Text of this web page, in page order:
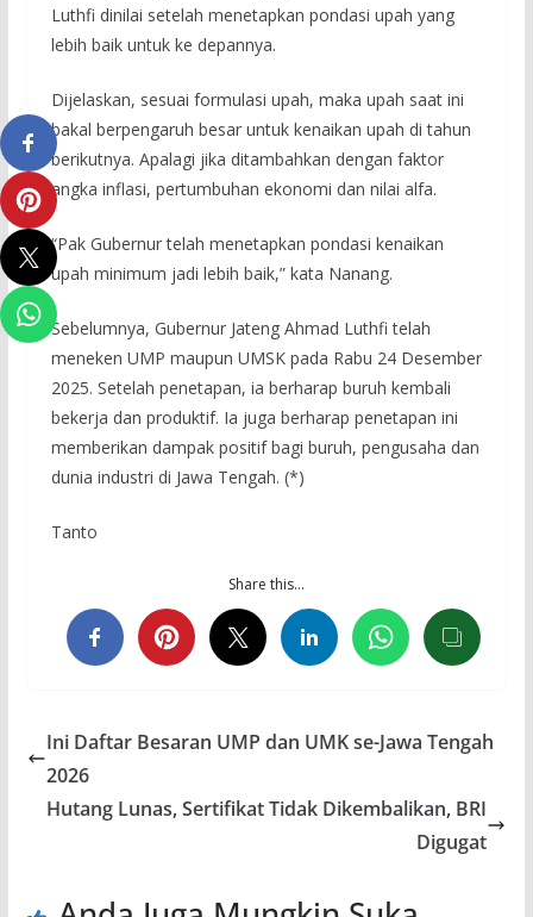
Luthfi dinilai setelah menetapkan pondasi upah yang
lebih baik untuk ke depannya.
Dijelaskan, sesuai formulasi upah, maka upah saat ini
bakal berpengaruh besar untuk kenaikan upah di tahun
berikutnya. Apalagi jika ditambahkan dengan faktor
angka inflasi, pertumbuhan ekonomi dan nilai alfa.
“Pak Gubernur telah menetapkan pondasi kenaikan
upah minimum jadi lebih baik,” kata Nanang.
Sebelumnya, Gubernur Jateng Ahmad Luthfi telah
meneken UMP maupun UMSK pada Rabu 24 Desember
2025. Setelah penetapan, ia berharap buruh kembali
bekerja dan produktif. Ia juga berharap penetapan ini
memberikan dampak positif bagi buruh, pengusaha dan
dunia industri di Jawa Tengah. (*)
Tanto
Share this…
Ini Daftar Besaran UMP dan UMK se-Jawa Tengah
2026
Hutang Lunas, Sertifikat Tidak Dikembalikan, BRI
Digugat